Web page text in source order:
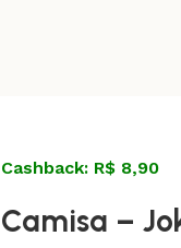
Cashback: R$ 8,90
Camisa –